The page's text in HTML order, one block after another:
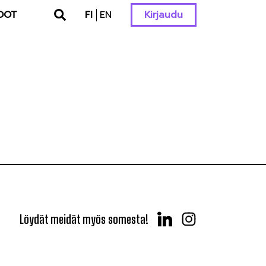
FI EN Kirjaudu
Löydät meidät myös somesta!